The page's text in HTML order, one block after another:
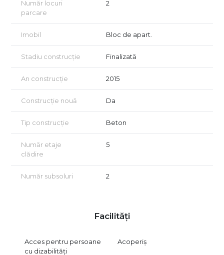
Număr locuri
parcare
2
Imobil Bloc de apart.
Stadiu construcție Finalizată
An construcție 2015
Construcție nouă Da
Tip construcție Beton
Număr etaje
clădire
5
Număr subsoluri 2
Facilități
Acces pentru persoane
cu dizabilități
Acoperiș